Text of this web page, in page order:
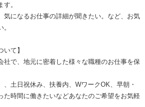
。
気になるお仕事の詳細が聞きたい。など、お気
いて】
社で、地元に密着した様々な職種のお仕事を保
、土日祝休み、扶養内、WワークOK、早朝・
た時間に働きたいなどあなたのご希望をお気軽